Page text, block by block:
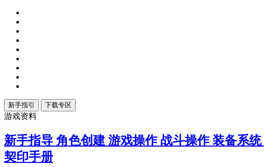
游戏资料
新手指导 角色创建 游戏操作 战斗操作装备系统
契印手册